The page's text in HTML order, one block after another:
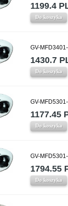
1199.4
Do koszyka
GV-
1430.7
Do koszyka
GV-
1177.45
Do koszyka
GV-
1794.55
Do koszyka